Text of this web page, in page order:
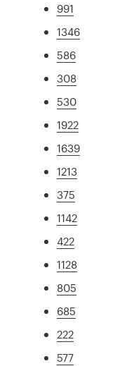
991
1346
586
308
530
1922
1639
1213
375
1142
422
1128
805
685
222
577